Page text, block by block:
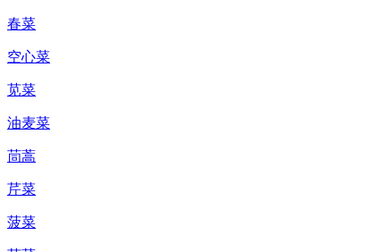
春菜
空心菜
苋菜
油麦菜
茼蒿
芹菜
菠菜